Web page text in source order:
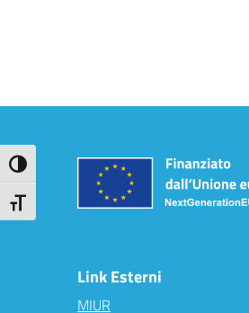
Attiva/disattiva alto contrasto
Attiva/disattiva dimensione testo
Link Esterni
MIUR